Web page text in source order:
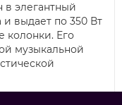
в элегантный
и выдает по 350 Вт
колонки. Его
музыкальной